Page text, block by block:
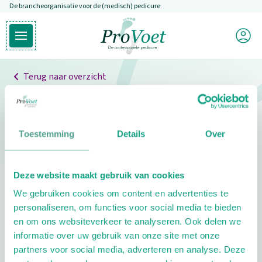
Toestemming Details Over
Deze website maakt gebruik van cookies
We gebruiken cookies om content en advertenties te
personaliseren, om functies voor social media te bieden
en om ons websiteverkeer te analyseren. Ook delen we
informatie over uw gebruik van onze site met onze
partners voor social media, adverteren en analyse. Deze
Overslaan en naar de inhoud gaan
De brancheorganisatie voor de (medisch) pedicure
Open hoofdmenu
Ga naar de homepagina
Mijn
Terug naar overzicht
Professionals
Pedicure niet gevonden
pedicure.